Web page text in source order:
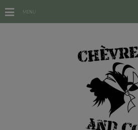
MENU